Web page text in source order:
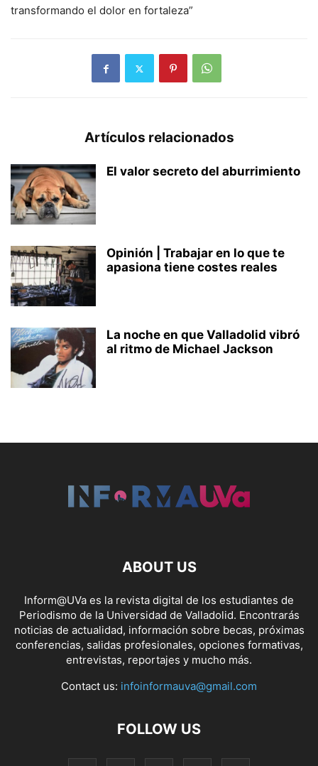
transformando el dolor en fortaleza”
Artículos relacionados
El valor secreto del aburrimiento
Opinión | Trabajar en lo que te
apasiona tiene costes reales
La noche en que Valladolid vibró
al ritmo de Michael Jackson
ABOUT US
Inform@UVa es la revista digital de los estudiantes de
Periodismo de la Universidad de Valladolid. Encontrarás
noticias de actualidad, información sobre becas, próximas
conferencias, salidas profesionales, opciones formativas,
entrevistas, reportajes y mucho más.
Contact us: infoinformauva@gmail.com
FOLLOW US